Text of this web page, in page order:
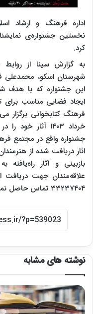
اداره فرهنگ و ارشاد
نخستین جشنواره‌ی
کرد.
به گزارش سینا از
شهرستان اسکو، محمدعلی
این جشنواره که با هدف
ایجاد فضایی مناسب برای
خرداد ۱۴۰۳
جشنواره واقع در مجتمع
اثار دریافت شده از
بازبینی و آثار
علاقه‌مندان جهت دریافت
۳۳۲۳۷۴۰۴ تماس حاصل نمایند.
نوشته های مشابه